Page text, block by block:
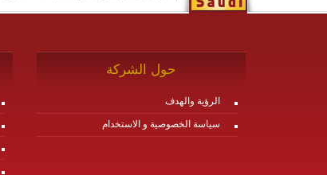
حول الشركة
الرؤية والهدف
سياسة الخصوصية و الاستخدام